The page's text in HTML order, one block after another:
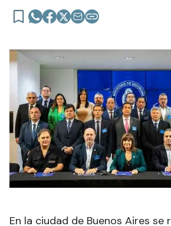
En la ciudad de Buenos Aires se